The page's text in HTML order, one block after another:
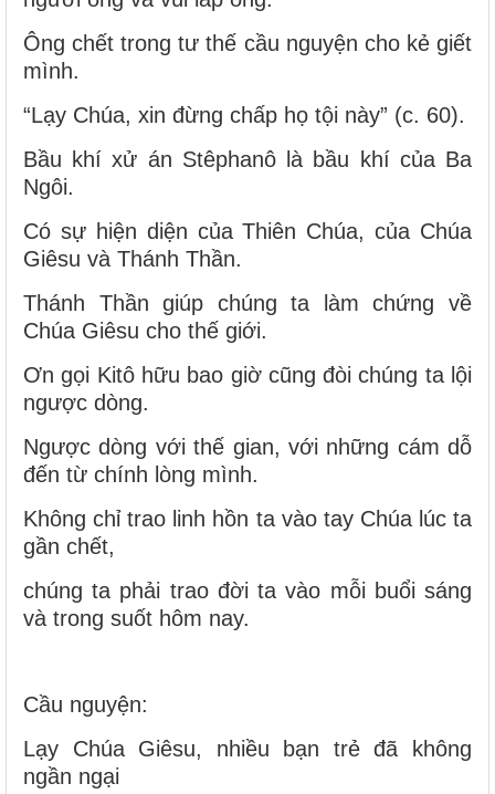
Ông chết trong tư thế cầu nguyện cho kẻ giết
mình.
“Lạy Chúa, xin đừng chấp họ tội này” (c. 60).
Bầu khí xử án Stêphanô là bầu khí của Ba
Ngôi.
Có sự hiện diện của Thiên Chúa, của Chúa
Giêsu và Thánh Thần.
Thánh Thần giúp chúng ta làm chứng về
Chúa Giêsu cho thế giới.
Ơn gọi Kitô hữu bao giờ cũng đòi chúng ta lội
ngược dòng.
Ngược dòng với thế gian, với những cám dỗ
đến từ chính lòng mình.
Không chỉ trao linh hồn ta vào tay Chúa lúc ta
gần chết,
chúng ta phải trao đời ta vào mỗi buổi sáng
và trong suốt hôm nay.
Cầu nguyện:
Lạy Chúa Giêsu, nhiều bạn trẻ đã không
ngần ngại